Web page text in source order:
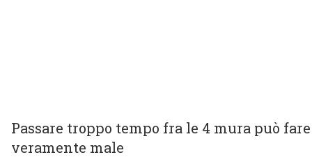
Passare troppo tempo fra le 4 mura può fare
veramente male